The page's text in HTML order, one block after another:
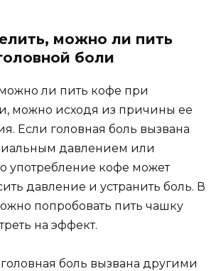
можно ли пить
боли
ли пить кофе при
можно исходя из причины ее
Если головная боль вызвана
давлением или
употребление кофе может
давление и устранить боль. В
попробовать пить чашку
на эффект.
боль вызвана другими